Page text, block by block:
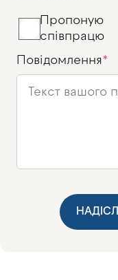
Пропоную
співпрацю
Повідомлення